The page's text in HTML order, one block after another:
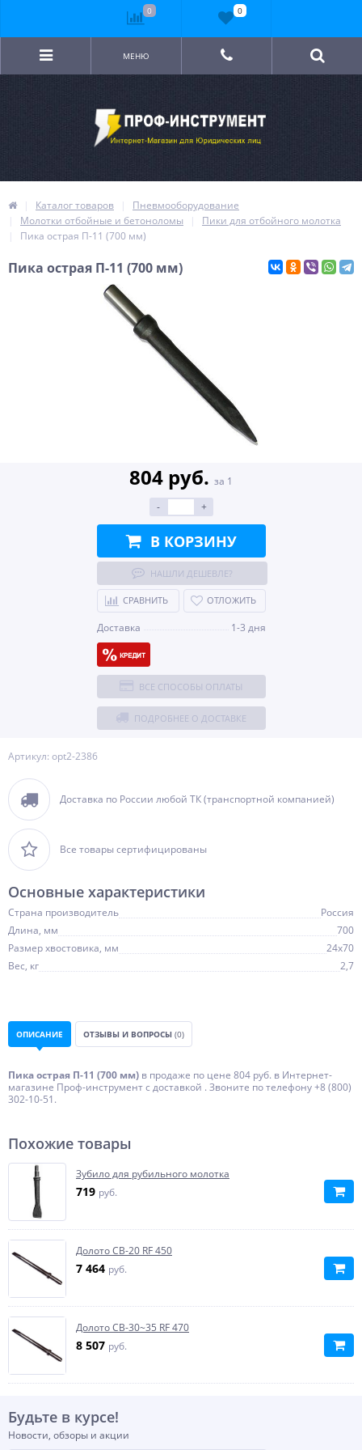
МЕНЮ
Каталог товаров
Пневмооборудование
Молотки отбойные и бетоноломы
Пики для отбойного молотка
Пика острая П-11 (700 мм)
Пика острая П-11 (700 мм)
Артикул: opt2-2386
Доставка по России любой ТК (транспортной компанией)
Все товары сертифицированы
804 руб. за 1
-
+
В КОРЗИНУ
НАШЛИ ДЕШЕВЛЕ?
СРАВНИТЬ ОТЛОЖИТЬ
Доставка 1-3 дня
ВСЕ СПОСОБЫ ОПЛАТЫ
ПОДРОБНЕЕ О ДОСТАВКЕ
Основные характеристики
Страна производитель
Россия
Длина, мм
700
Размер хвостовика, мм
24х70
Вес, кг
2,7
ОПИСАНИЕ ОТЗЫВЫ И ВОПРОСЫ (0)
Пика острая П-11 (700 мм) в продаже по цене 804 руб. в Интернет-
магазине Проф-инструмент с доставкой . Звоните по телефону +8 (800)
302-10-51.
Похожие товары
Зубило для рубильного молотка
719 руб.
Долото CB-20 RF 450
7 464 руб.
Долото CB-30~35 RF 470
8 507 руб.
Будьте в курсе!
Новости, обзоры и акции
0 0